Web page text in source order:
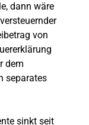
dann wäre
von
dem
separates
sinkt seit